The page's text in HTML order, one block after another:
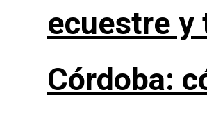
ecuestre y
Córdoba: